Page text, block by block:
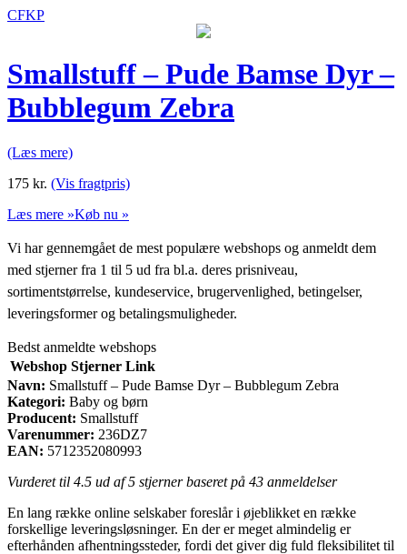
CFKP
Smallstuff – Pude Bamse Dyr –
Bubblegum Zebra
(Læs mere)
175 kr. (Vis fragtpris)
Læs mere »Køb nu »
Vi har gennemgået de mest populære webshops og anmeldt dem
med stjerner fra 1 til 5 ud fra bl.a. deres prisniveau,
sortimentstørrelse, kundeservice, brugervenlighed, betingelser,
leveringsformer og betalingsmuligheder.
Bedst anmeldte webshops
Webshop Stjerner Link
Navn: Smallstuff – Pude Bamse Dyr – Bubblegum Zebra
Kategori: Baby og børn
Producent: Smallstuff
Varenummer: 236DZ7
EAN: 5712352080993
Vurderet til 4.5 ud af 5 stjerner baseret på 43 anmeldelser
En lang række online selskaber foreslår i øjeblikket en række
forskellige leveringsløsninger. En der er meget almindelig er
efterhånden afhentningssteder, fordi det giver dig fuld fleksibilitet til